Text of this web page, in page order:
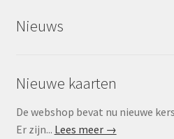
Nieuws
Nieuwe kaarten
De webshop bevat nu nieuwe
Er zijn... Lees meer →